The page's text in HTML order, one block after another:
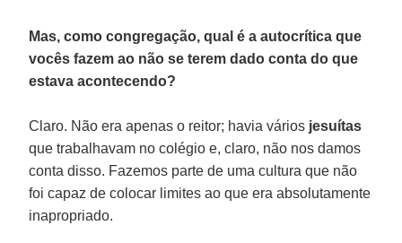
Mas, como congregação, qual é a autocrítica que
vocês fazem ao não se terem dado conta do que
estava acontecendo?
Claro. Não era apenas o reitor; havia vários jesuítas
que trabalhavam no colégio e, claro, não nos damos
conta disso. Fazemos parte de uma cultura que não
foi capaz de colocar limites ao que era absolutamente
inapropriado.